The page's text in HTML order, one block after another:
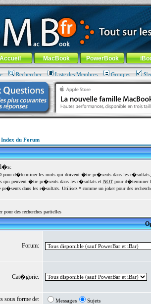
Apple... 100% nomade !
-Aller au menu général-Aller au menu de
général
Accueil MacBook PowerBook
Rechercher Liste des Membres Groupes
du Forum
pour d�terminer les mots qui doivent �tre pr�sents dans les
qui peuvent �tre pr�sents dans les r�sultats et NOTpour d�terminer
dans les r�sultats. Utilisez * comme un joker pour des
des recherches partielles
Forum:
Cat�gorie:
sous forme de: Messages Sujets